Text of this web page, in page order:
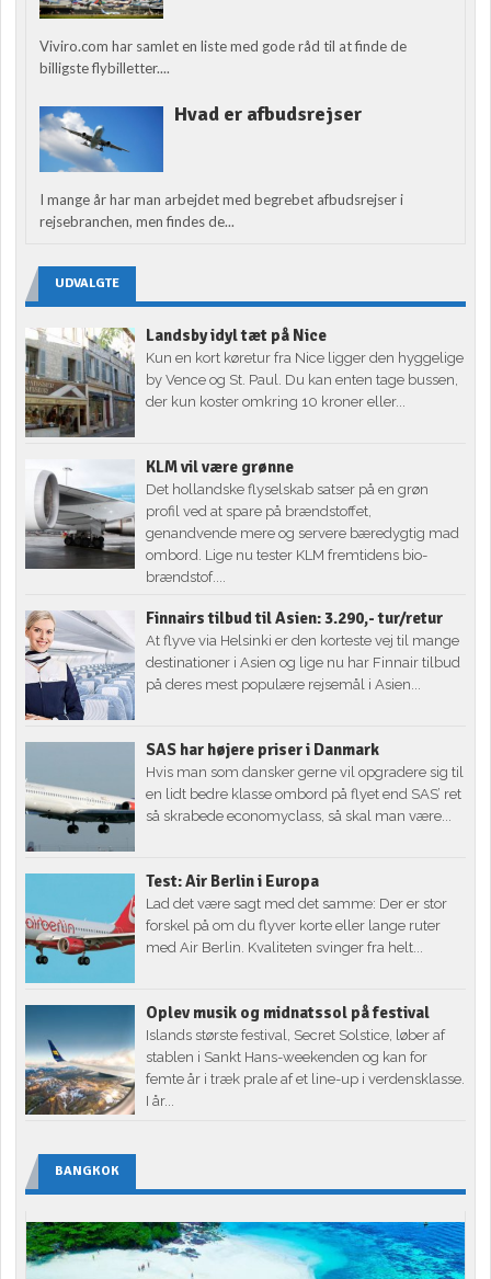
Viviro.com har samlet en liste med gode råd til at finde de
billigste flybilletter....
Hvad er afbudsrejser
I mange år har man arbejdet med begrebet afbudsrejser i
rejsebranchen, men findes de...
UDVALGTE
Landsby idyl tæt på Nice
Kun en kort køretur fra Nice ligger den hyggelige
by Vence og St. Paul. Du kan enten tage bussen,
der kun koster omkring 10 kroner eller...
KLM vil være grønne
Det hollandske flyselskab satser på en grøn
profil ved at spare på brændstoffet,
genandvende mere og servere bæredygtig mad
ombord. Lige nu tester KLM fremtidens bio-
brændstof....
Finnairs tilbud til Asien: 3.290,- tur/retur
At flyve via Helsinki er den korteste vej til mange
destinationer i Asien og lige nu har Finnair tilbud
på deres mest populære rejsemål i Asien...
SAS har højere priser i Danmark
Hvis man som dansker gerne vil opgradere sig til
en lidt bedre klasse ombord på flyet end SAS’ ret
så skrabede economyclass, så skal man være...
Test: Air Berlin i Europa
Lad det være sagt med det samme: Der er stor
forskel på om du flyver korte eller lange ruter
med Air Berlin. Kvaliteten svinger fra helt...
Oplev musik og midnatssol på festival
Islands største festival, Secret Solstice, løber af
stablen i Sankt Hans-weekenden og kan for
femte år i træk prale af et line-up i verdensklasse.
I år...
BANGKOK